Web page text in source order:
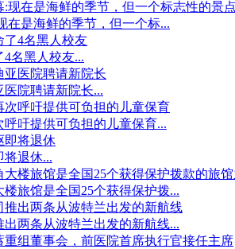
在是海鲜的季节，但一个标...
名黑人校友...
院聘请新院长...
吁提供可负担的儿童保育...
将退休...
旅馆是全国25个获得保护拨...
出两条从波特兰出发的新航线...